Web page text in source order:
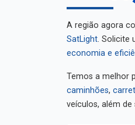
A região agora
SatLight . Solicite
economia e
Temos a melhor
caminhões
veículos, além